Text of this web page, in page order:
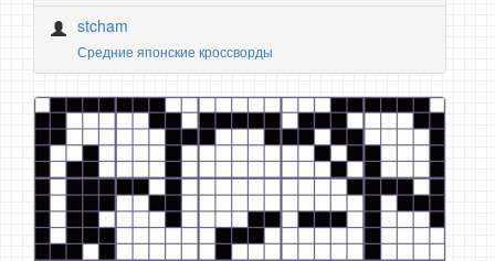
stcham
Средние японские кроссворды